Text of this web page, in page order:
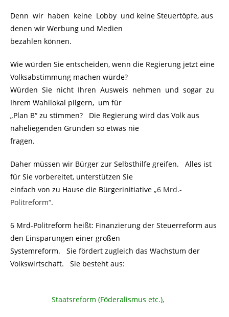
Denn wir haben keine Lobby und keine Steuertöpfe, aus
denen wir Werbung und Medien
bezahlen können.
Wie würden Sie entscheiden, wenn die Regierung jetzt eine
Volksabstimmung machen würde?
Würden Sie nicht Ihren Ausweis nehmen und sogar zu
Ihrem Wahllokal pilgern, um für
„Plan B“ zu stimmen? Die Regierung wird das Volk aus
naheliegenden Gründen so etwas nie
fragen.
Daher müssen wir Bürger zur Selbsthilfe greifen. Alles ist
für Sie vorbereitet, unterstützen Sie
einfach von zu Hause die Bürgerinitiative „6 Mrd.-
Politreform“.
6 Mrd-Politreform heißt: Finanzierung der Steuerreform aus
den Einsparungen einer großen
Systemreform. Sie fördert zugleich das Wachstum der
Volkswirtschaft. Sie besteht aus:
Staatsreform (Föderalismus etc.),